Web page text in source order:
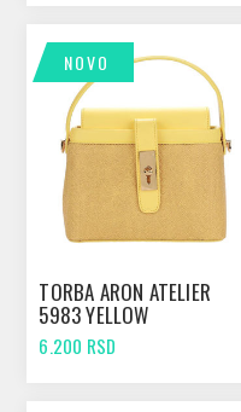
NOVO
TORBA ARON ATELIER
5983 YELLOW
6.200 RSD